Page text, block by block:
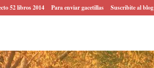
52 libros 2014 Para enviar gacetillas Suscribite al blog